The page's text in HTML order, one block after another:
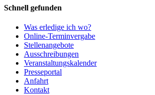
Schnell gefunden
Was erledige ich wo?
Online-Terminvergabe
Stellenangebote
Ausschreibungen
Veranstaltungskalender
Presseportal
Anfahrt
Kontakt